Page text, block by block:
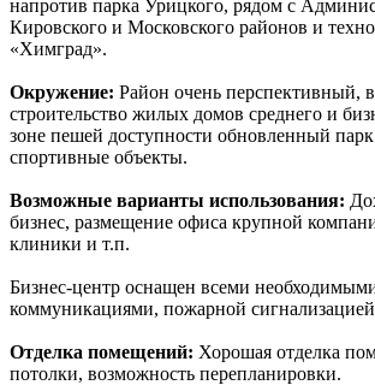
напротив парка Урицкого, рядом с
Кировского и Московского районов и
«Химград».
Окружение: Район очень перспективный,
строительство жилых домов среднего и
зоне пешей доступности обновленный
спортивные объекты.
Возможные варианты использования:
бизнес, размещение офиса крупной
клиники и т.п.
Бизнес-центр оснащен всеми
коммуникациями, пожарной
Отделка помещений: Хорошая отделка
потолки, возможность перепланировки.